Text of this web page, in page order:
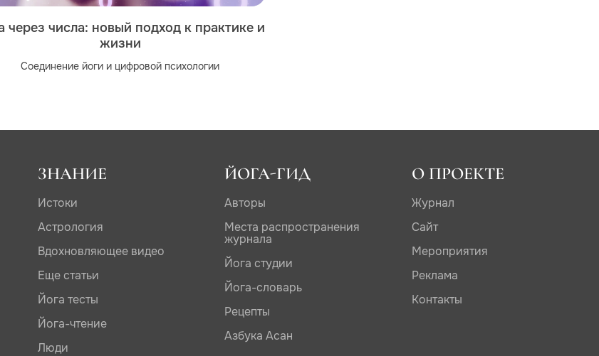
через числа: новый подход к практике и
жизни
Соединение йоги и цифровой психологии
ЗНАНИЕ
Истоки
Астрология
Вдохновляющее видео
Еще статьи
Йога тесты
Йога-чтение
Люди
ЙОГА-ГИД
Авторы
Места распространения
журнала
Йога студии
Йога-словарь
Рецепты
Азбука Асан
О ПРОЕКТЕ
Журнал
Сайт
Мероприятия
Реклама
Контакты